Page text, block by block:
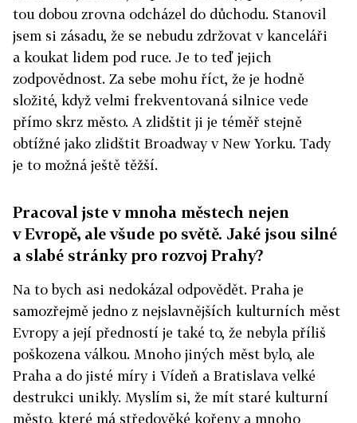
tou dobou zrovna odcházel do důchodu. Stanovil
jsem si zásadu, že se nebudu zdržovat v kanceláři
a koukat lidem pod ruce. Je to teď jejich
zodpovědnost. Za sebe mohu říct, že je hodně
složité, když velmi frekventovaná silnice vede
přímo skrz město. A zlidštit ji je téměř stejně
obtížné jako zlidštit Broadway v New Yorku. Tady
je to možná ještě těžší.
Pracoval jste v mnoha městech nejen
v Evropě, ale všude po světě. Jaké jsou silné
a slabé stránky pro rozvoj Prahy?
Na to bych asi nedokázal odpovědět. Praha je
samozřejmě jedno z nejslavnějších kulturních měst
Evropy a její předností je také to, že nebyla příliš
poškozena válkou. Mnoho jiných měst bylo, ale
Praha a do jisté míry i Vídeň a Bratislava velké
destrukci unikly. Myslím si, že mít staré kulturní
město, které má středověké kořeny a mnoho